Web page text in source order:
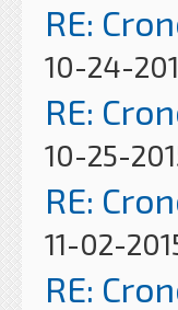
RE:
10-24-
RE:
10-25-
RE:
11-02-
RE: